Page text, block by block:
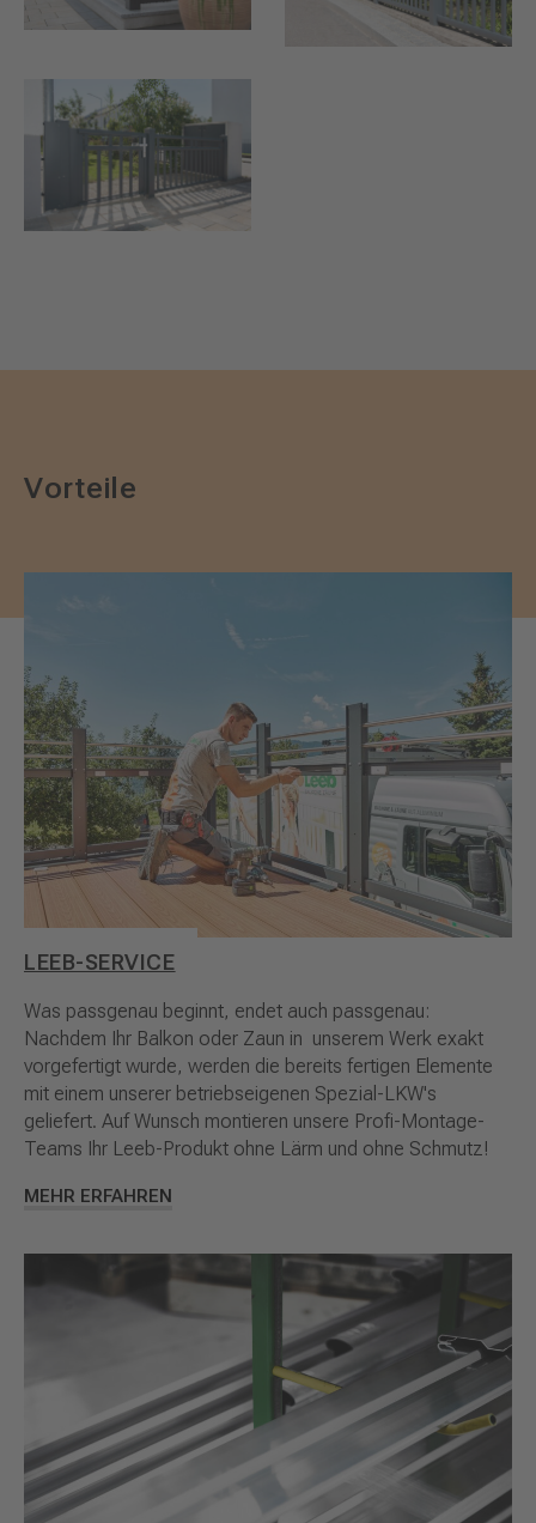
Vorteile
LEEB-SERVICE
Was passgenau beginnt, endet auch passgenau:
Nachdem Ihr Balkon oder Zaun in unserem Werk exakt
vorgefertigt wurde, werden die bereits fertigen Elemente
mit einem unserer betriebseigenen Spezial-LKW's
geliefert. Auf Wunsch montieren unsere Profi-Montage-
Teams Ihr Leeb-Produkt ohne Lärm und ohne Schmutz!
MEHR ERFAHREN